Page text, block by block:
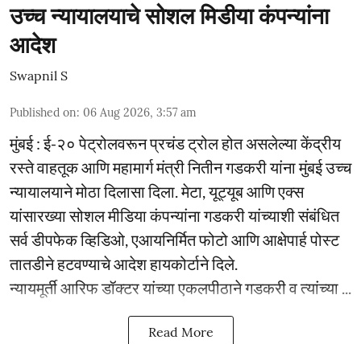
उच्च न्यायालयाचे सोशल मिडीया कंपन्यांना
आदेश
Swapnil S
Published on: 06 Aug 2026, 3:57 am
मुंबई : ई-२० पेट्रोलवरून प्रचंड ट्रोल होत असलेल्या केंद्रीय
रस्ते वाहतूक आणि महामार्ग मंत्री नितीन गडकरी यांना मुंबई उच्च
न्यायालयाने मोठा दिलासा दिला. मेटा, यूट्यूब आणि एक्स
यांसारख्या सोशल मीडिया कंपन्यांना गडकरी यांच्याशी संबंधित
सर्व डीपफेक व्हिडिओ, एआयनिर्मित फोटो आणि आक्षेपार्ह पोस्ट
तातडीने हटवण्याचे आदेश हायकोर्टाने दिले.
न्यायमूर्ती आरिफ डॉक्टर यांच्या एकलपीठाने गडकरी व त्यांच्या ...
Read More